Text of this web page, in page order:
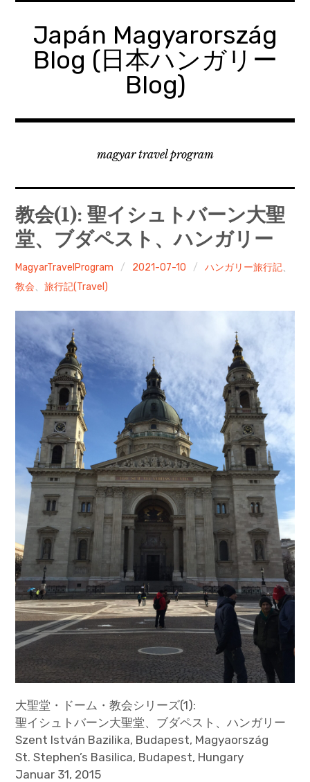
Japán Magyarország
Blog (日本ハンガリー
Blog)
magyar travel program
教会(1): 聖イシュトバーン大聖
堂、ブダペスト、ハンガリー
MagyarTravelProgram 2021-07-10 ハンガリー旅行記、
教会、旅行記(Travel)
大聖堂・ドーム・教会シリーズ(1):
聖イシュトバーン大聖堂、ブダペスト、ハンガリー
Szent István Bazilika, Budapest, Magyaország
St. Stephen’s Basilica, Budapest, Hungary
Januar 31, 2015